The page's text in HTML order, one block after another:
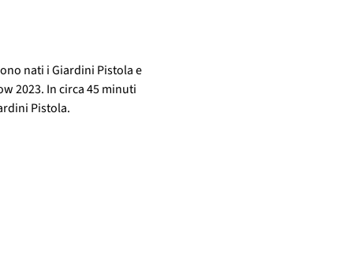
nati i Giardini Pistola e
2023. In circa 45 minuti
Pistola.